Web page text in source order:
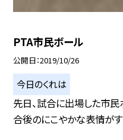
PTA市民ボール
公開日 2019/10/26
今日のくれは
先日、試合に出場した市
合後のにこやかな表情が